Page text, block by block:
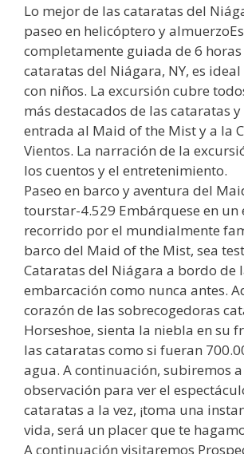
Lo mejor de las cataratas del
paseo en helicóptero y
completamente guiada de 6
cataratas del Niágara, NY, es
con niños. La excursión cubre
más destacados de las cataratas
entrada al Maid of the Mist y a la
Vientos. La narración de la
los cuentos y el entretenimiento.
Paseo en barco y aventura del
tourstar-4.529 Embárquese en un
recorrido por el mundialmente
barco del Maid of the Mist, sea
Cataratas del Niágara a bordo de
embarcación como nunca antes.
corazón de las sobrecogedoras
Horseshoe, sienta la niebla en su
las cataratas como si fueran
agua. A continuación, subiremos
observación para ver el
cataratas a la vez, ¡toma una
vida, será un placer que te
A continuación visitaremos